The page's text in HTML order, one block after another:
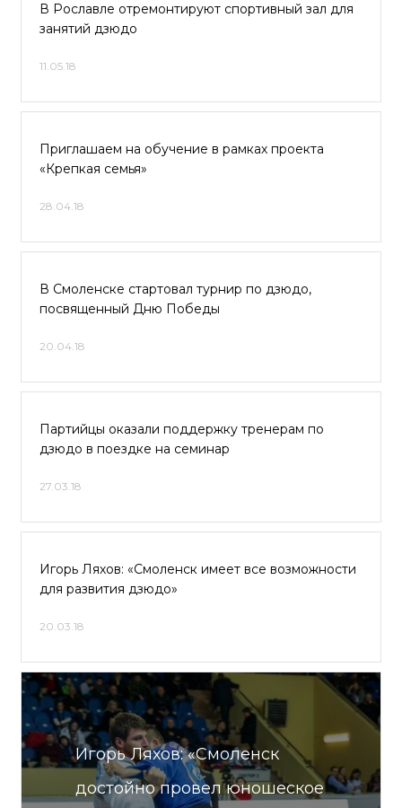
В Рославле отремонтируют спортивный зал для
занятий дзюдо
11.05.18
Приглашаем на обучение в рамках проекта
«Крепкая семья»
28.04.18
В Смоленске стартовал турнир по дзюдо,
посвященный Дню Победы
20.04.18
Партийцы оказали поддержку тренерам по
дзюдо в поездке на семинар
27.03.18
Игорь Ляхов: «Смоленск имеет все возможности
для развития дзюдо»
20.03.18
Игорь Ляхов: «Смоленск
достойно провел юношеское